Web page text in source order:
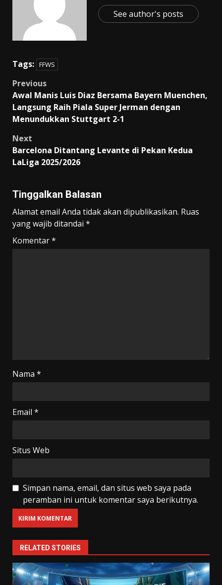
See author's posts
Tags: FFWS
Post
navigation
Previous
Awal Manis Luis Diaz Bersama Bayern Muenchen,
Langsung Raih Piala Super Jerman dengan
Menundukkan Stuttgart 2-1
Next
Barcelona Ditantang Levante di Pekan Kedua
LaLiga 2025/2026
Tinggalkan Balasan
Alamat email Anda tidak akan dipublikasikan. Ruas
yang wajib ditandai *
Komentar*
Nama *
Email *
Situs Web
Simpan nama, email, dan situs web saya pada
peramban ini untuk komentar saya berikutnya.
RELATED STORIES